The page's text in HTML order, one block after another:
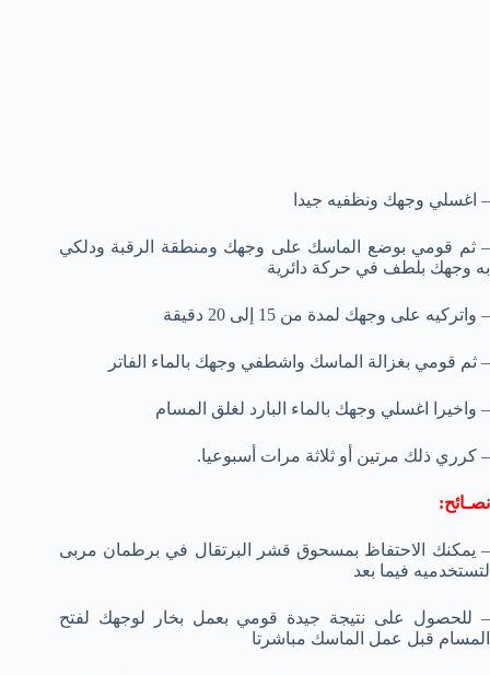
– اغسلي وجهك ونظفيه جيدا
– ثم قومي بوضع الماسك على وجهك ومنطقة الرقبة ودلكي
به وجهك بلطف في حركة دائرية
– واتركيه على وجهك لمدة من 15 إلى 20 دقيقة
– ثم قومي بغزالة الماسك واشطفي وجهك بالماء الفاتر
– واخيرا اغسلي وجهك بالماء البارد لغلق المسام
– كرري ذلك مرتين أو ثلاثة مرات أسبوعيا.
نصـائح:
– يمكنك الاحتفاظ بمسحوق قشر البرتقال في برطمان مربى
لتستخدميه فيما بعد
– للحصول على نتيجة جيدة قومي بعمل بخار لوجهك لفتح
المسام قبل عمل الماسك مباشرتا